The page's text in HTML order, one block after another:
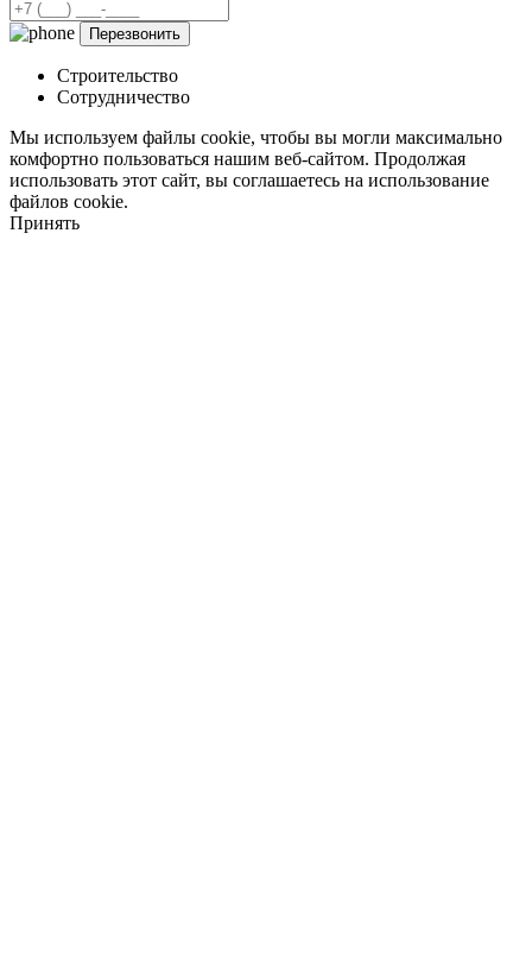
Строительство
Сотрудничество
Мы используем файлы cookie, чтобы вы могли максимально
комфортно пользоваться нашим веб-сайтом. Продолжая
использовать этот сайт, вы соглашаетесь на использование
файлов cookie.
Принять